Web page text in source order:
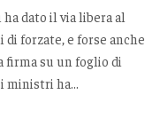
dato il via libera al
forzate, e forse anche
firma su un foglio di
ministri ha...